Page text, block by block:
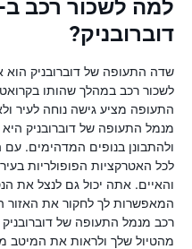
למה לשכור רכב
דוברובניק?
שדה התעופה של דוברובניק
לשכור רכב במהלך שהותו
התעופה מציע גישה נוחה לעיר
מנמל התעופה של דוברובניק
ולהתבונן בנופים המדהימים.
לכל האטרקציות הפופולריות
והאיים. אתה יכול גם לנצל את
המאפשרות לך לחקור את האזור
רכב מנמל התעופה של
מהטיול שלך ולראות את המיטב